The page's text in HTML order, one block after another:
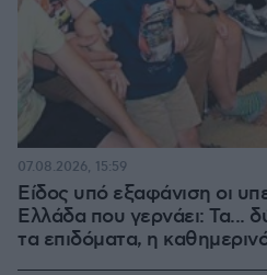
Είδος υπό εξαφάνιση οι
Ελλάδα που γερνάει: Τα...
τα επιδόματα, η
07.08.2026, 15:59